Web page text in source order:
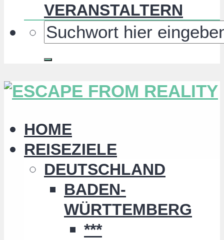
VERANSTALTERN
HOME
REISEZIELE
DEUTSCHLAND
BADEN-
WÜRTTEMBERG
***